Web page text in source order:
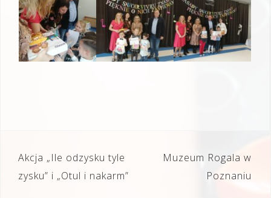
Nawigacja
wpisu
Akcja „Ile odzysku tyle
zysku” i „Otul i nakarm”
Muzeum Rogala w
Poznaniu